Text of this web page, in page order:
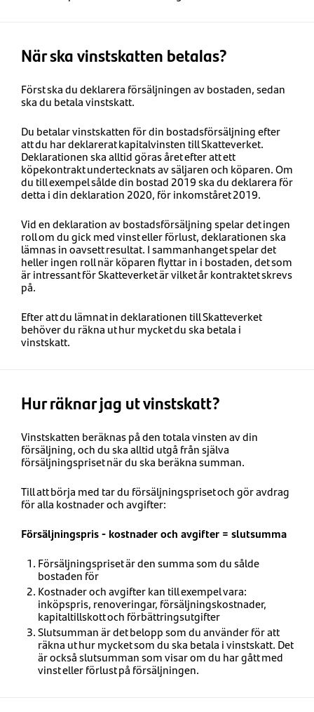
När ska vinstskatten betalas?
Först ska du deklarera försäljningen av bostaden, sedan
ska du betala vinstskatt.
Du betalar vinstskatten för din bostadsförsäljning efter
att du har deklarerat kapitalvinsten till Skatteverket.
Deklarationen ska alltid göras året efter att ett
köpekontrakt undertecknats av säljaren och köparen. Om
du till exempel sålde din bostad 2019 ska du deklarera för
detta i din deklaration 2020, för inkomståret 2019.
Vid en deklaration av bostadsförsäljning spelar det ingen
roll om du gick med vinst eller förlust, deklarationen ska
lämnas in oavsett resultat. I sammanhanget spelar det
heller ingen roll när köparen flyttar in i bostaden, det som
är intressant för Skatteverket är vilket år kontraktet skrevs
på.
Efter att du lämnat in deklarationen till Skatteverket
behöver du räkna ut hur mycket du ska betala i
vinstskatt.
Hur räknar jag ut vinstskatt?
Vinstskatten beräknas på den totala vinsten av din
försäljning, och du ska alltid utgå från själva
försäljningspriset när du ska beräkna summan.
Till att börja med tar du försäljningspriset och gör avdrag
för alla kostnader och avgifter:
Försäljningspris - kostnader och avgifter = slutsumma
Försäljningspriset är den summa som du sålde
bostaden för
Kostnader och avgifter kan till exempel vara:
inköpspris, renoveringar, försäljningskostnader,
kapitaltillskott och förbättringsutgifter
Slutsumman är det belopp som du använder för att
räkna ut hur mycket som du ska betala i vinstskatt. Det
är också slutsumman som visar om du har gått med
vinst eller förlust på försäljningen.